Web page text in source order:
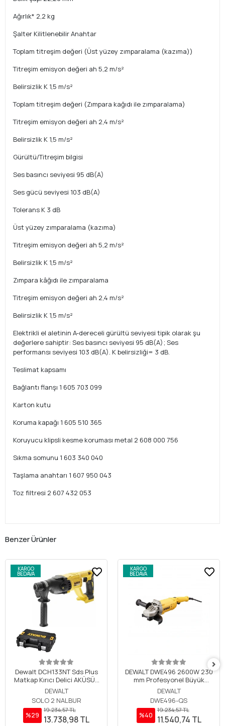
Ağırlık* 2,2 kg
Şalter Kilitlenebilir Anahtar
Toplam titreşim değeri (Üst yüzey zımparalama (kazıma))
Titreşim emisyon değeri ah 5,2 m/s²
Belirsizlik K 1,5 m/s²
Toplam titreşim değeri (Zımpara kağıdı ile zımparalama)
Titreşim emisyon değeri ah 2,4 m/s²
Belirsizlik K 1,5 m/s²
Gürültü/Titreşim bilgisi
Ses basıncı seviyesi 95 dB(A)
Ses gücü seviyesi 103 dB(A)
Tolerans K 3 dB
Üst yüzey zımparalama (kazıma)
Titreşim emisyon değeri ah 5,2 m/s²
Belirsizlik K 1,5 m/s²
Zımpara kâğıdı ile zımparalama
Titreşim emisyon değeri ah 2,4 m/s²
Belirsizlik K 1,5 m/s²
Elektrikli el aletinin A-dereceli gürültü seviyesi tipik olarak şu
değerlere sahiptir: Ses basıncı seviyesi 95 dB(A); Ses
performansı seviyesi 103 dB(A). K belirsizliği= 3 dB.
Teslimat kapsamı
Bağlantı flanşı 1 605 703 099
Karton kutu
Koruma kapağı 1 605 510 365
Koruyucu klipsli kesme koruması metal 2 608 000 756
Sıkma somunu 1 603 340 040
Taşlama anahtarı 1 607 950 043
Toz filtresi 2 607 432 053
Benzer Ürünler
KARGO
BEDAVA
Dewalt DCH133NT Sds Plus
Matkap Kırıcı Delici AKÜSÜZ
SOLO
DEWALT
SOLO 2 NALBUR
%29
19.234,57 TL
13.738,98 TL
KARGO
BEDAVA
DEWALT DWE496 2600W 230
mm Profesyonel Büyük
Taşlama Makinesi
DEWALT
DWE496-QS
%40
19.234,57 TL
11.540,74 TL